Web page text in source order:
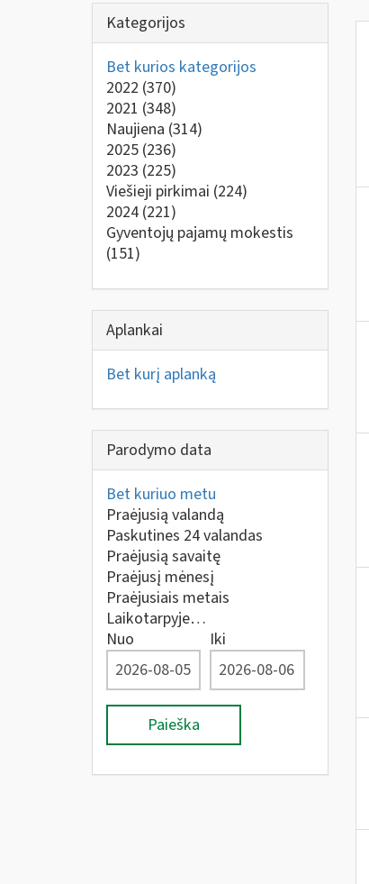
Kategorijos
Bet kurios kategorijos
2022 (370)
2021 (348)
Naujiena (314)
2025 (236)
2023 (225)
Viešieji pirkimai (224)
2024 (221)
Gyventojų pajamų mokestis
(151)
Aplankai
Bet kurį aplanką
Parodymo data
Bet kuriuo metu
Praėjusią valandą
Paskutines 24 valandas
Praėjusią savaitę
Praėjusį mėnesį
Praėjusiais metais
Laikotarpyje…
Nuo
Iki
Paieška